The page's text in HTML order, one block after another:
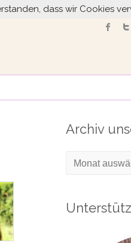
Archiv
Archiv
dass wir Cookies